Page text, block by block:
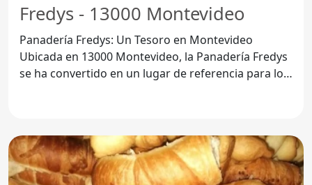
Fredys - 13000 Montevideo
Panadería Fredys: Un Tesoro en Montevideo
Ubicada en 13000 Montevideo, la Panadería Fredys
se ha convertido en un lugar de referencia para los